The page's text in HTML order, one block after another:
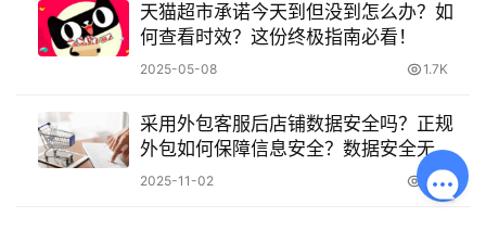
天猫超市承诺今天到但没到怎么办？如
何查看时效？这份终极指南必看！
2025-05-08 1.7K
采用外包客服后店铺数据安全吗？正规
外包如何保障信息安全？数据安全无
忧！正规外包4重防护为店铺护航
2025-11-02 384